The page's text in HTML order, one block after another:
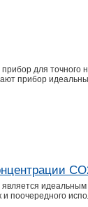
для точного
прибор
поочередного